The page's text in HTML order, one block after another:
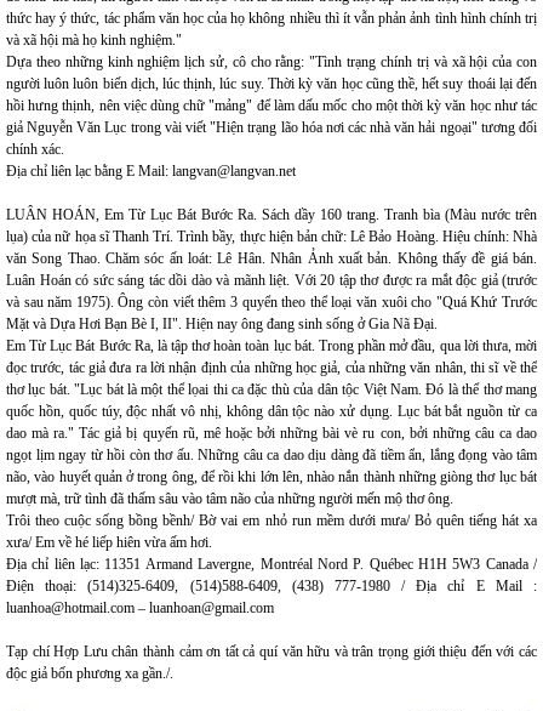
thức hay ý thức, tác phẩm văn học của họ không nhiều thì ít vẫn phản ảnh tình hình chính trị
và xã hội mà họ kinh nghiệm."
Dựa theo những kinh nghiệm lịch sử, cô cho rằng: "Tình trạng chính trị và xã hội của con
người luôn luôn biến dịch, lúc thịnh, lúc suy. Thời kỳ văn học cũng thề, hết suy thoái lại đến
hồi hưng thịnh, nên việc dùng chữ "mảng" để làm dấu mốc cho một thời kỳ văn học như tác
giả Nguyễn Văn Lục trong vài viết "Hiện trạng lão hóa nơi các nhà văn hải ngoại" tương đối
chính xác.
Địa chỉ liên lạc bằng E Mail: langvan@langvan.net
LUÂN HOÁN, Em Từ Lục Bát Bước Ra. Sách dầy 160 trang. Tranh bìa (Màu nước trên
lụa) của nữ họa sĩ Thanh Trí. Trình bầy, thực hiện bản chữ: Lê Bảo Hoàng. Hiệu chính: Nhà
văn Song Thao. Chăm sóc ấn loát: Lê Hân. Nhân Ảnh xuất bản. Không thấy đề giá bán.
Luân Hoán có sức sáng tác dồi dào và mãnh liệt. Với 20 tập thơ được ra mắt độc giả (trước
và sau năm 1975). Ông còn viết thêm 3 quyển theo thể loại văn xuôi cho "Quá Khứ Trước
Mặt và Dựa Hơi Bạn Bè I, II". Hiện nay ông đang sinh sống ở Gia Nã Đại.
Em Từ Lục Bát Bước Ra, là tập thơ hoàn toàn lục bát. Trong phần mở đầu, qua lời thưa, mời
đọc trước, tác giả đưa ra lời nhận định của những học giả, của những văn nhân, thi sĩ về thể
thơ lục bát. "Lục bát là một thể lọai thi ca đặc thù của dân tộc Việt Nam. Đó là thể thơ mang
quốc hồn, quốc túy, độc nhất vô nhị, không dân tộc nào xử dụng. Lục bát bắt nguồn từ ca
dao mà ra." Tác giả bị quyến rũ, mê hoặc bởi những bài vè ru con, bởi những câu ca dao
ngọt lịm ngay từ hồi còn thơ ấu. Những câu ca dao dịu dàng đã tiềm ẩn, lắng đọng vào tâm
não, vào huyết quản ở trong ông, để rồi khi lớn lên, nhào nắn thành những giòng thơ lục bát
mượt mà, trữ tình đã thấm sâu vào tâm não của những người mến mộ thơ ông.
Trôi theo cuộc sống bồng bềnh/ Bờ vai em nhỏ run mềm dưới mưa/ Bỏ quên tiếng hát xa
xưa/ Em về hé liếp hiên vừa ấm hơi.
Địa chỉ liên lạc: 11351 Armand Lavergne, Montréal Nord P. Québec H1H 5W3 Canada /
Điện thoại: (514)325-6409, (514)588-6409, (438) 777-1980 / Địa chỉ E Mail :
luanhoa@hotmail.com – luanhoan@gmail.com
Tạp chí Hợp Lưu chân thành cảm ơn tất cả quí văn hữu và trân trọng giới thiệu đến với các
độc giả bốn phương xa gần./.